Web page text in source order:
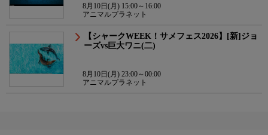
8月10日(月) 15:00～16:00
アニマルプラネット
【シャークWEEK！サメフェス2026】[新]ジョ
ーズvs巨大ワニ(二)
8月10日(月) 23:00～00:00
アニマルプラネット